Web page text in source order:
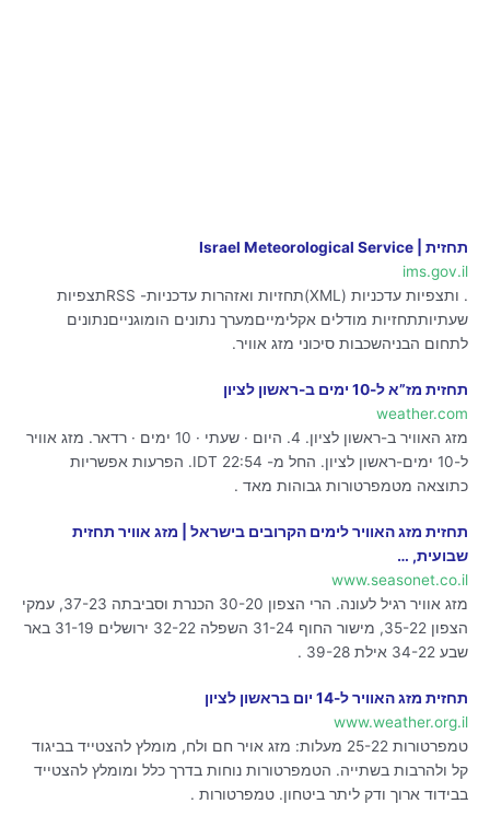
תחזית | Israel Meteorological Service
ims.gov.il
. ותצפיות עדכניות (XML)תחזיות ואזהרות עדכניות- RSSתצפיות
שעתיותתחזיות מודלים אקלימייםמערך נתונים הומוגנייםנתונים
לתחום הבניהשכבות סיכוני מזג אוויר.
תחזית מז”א ל-10 ימים ב-ראשון לציון
weather.com
מזג האוויר ב-ראשון לציון. 4. היום · שעתי · 10 ימים · רדאר. מזג אוויר
ל-10 ימים-ראשון לציון. החל מ- 22:54 IDT. הפרעות אפשריות
כתוצאה מטמפרטורות גבוהות מאד .
תחזית מזג האוויר לימים הקרובים בישראל | מזג אוויר תחזית
שבועית, …
www.seasonet.co.il
מזג אוויר רגיל לעונה. הרי הצפון 30-20 הכנרת וסביבתה 37-23, עמקי
הצפון 35-22, מישור החוף 31-24 השפלה 32-22 ירושלים 31-19 באר
שבע 34-22 אילת 39-28 .
תחזית מזג האוויר ל-14 יום בראשון לציון
www.weather.org.il
טמפרטורות 25-22 מעלות: מזג אויר חם ולח, מומלץ להצטייד בביגוד
קל ולהרבות בשתייה. הטמפרטורות נוחות בדרך כלל ומומלץ להצטייד
בבידוד ארוך ודק ליתר ביטחון. טמפרטורות .